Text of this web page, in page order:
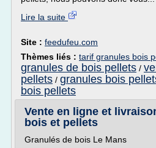
Lire la suite
Site : feedufeu.com
Thèmes liés : tarif granules bois
granules de bois pellets /
pellets / granules bois
bois pellets
Vente en ligne et
bois et pellets
Granulés de bois Le Mans